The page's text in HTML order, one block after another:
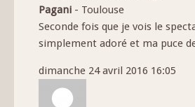
Pagani - Toulouse
Seconde fois que je vois le
simplement adoré et ma puce
dimanche 24 avril 2016 16:05